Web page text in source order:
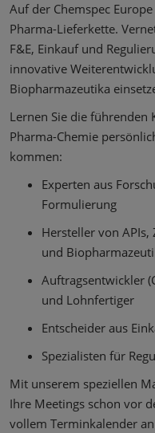
Auf der Chemspec
Pharma-Lieferkette.
F&E, Einkauf und
innovative
Biopharmazeutika
Lernen Sie die
Pharma-Chemie
kommen:
Experten aus
Formulierung
Hersteller von
und
Auftragsentwickler
und Lohnfertiger
Entscheider aus
Spezialisten für
Mit unserem speziellen
Ihre Meetings schon vor
vollem Terminkalender